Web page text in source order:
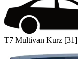
T7 Multivan Kurz [31]